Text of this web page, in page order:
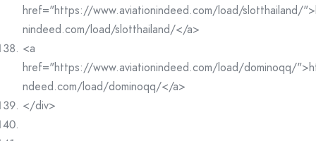
href="https://www.aviationindeed.com/load/slotthailand/
nindeed.com/load/slotthailand/</a>
<a
href="https://www.aviationindeed.com/load/dominoqq/
ndeed.com/load/dominoqq/</a>
</div>